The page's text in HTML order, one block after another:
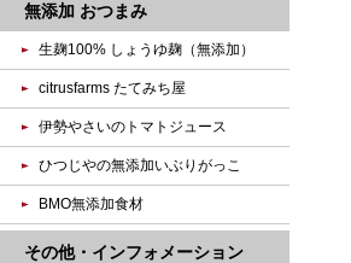
無添加 おつまみ
生麹100% しょうゆ麹（無添加）
citrusfarms たてみち屋
伊勢やさいのトマトジュース
ひつじやの無添加いぶりがっこ
BMO無添加食材
その他・インフォメーション